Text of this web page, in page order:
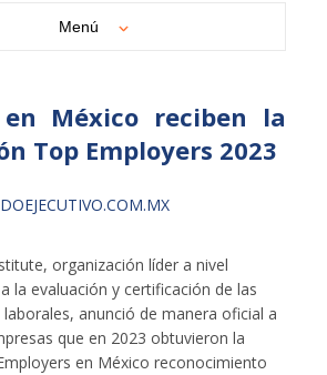
Menú
en México reciben la
Top Employers 2023
organización líder a nivel
la evaluación y certificación de las
anunció de manera oficial a
que en 2023 obtuvieron la
en México reconocimiento